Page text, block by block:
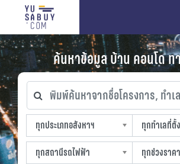
ค้นหาข้อมูล บ้าน คอนโด ท
พิมพ์ค้นหาจากชื่อโครงการ, ทำเล
ทุกประเภทอสังหาฯ
ทุกประเภทอสังหาฯ
sproperty
ทุกทำเลที่ตั้ง
ทุกทำเลที่ตั้ง
slocation
ทุกสถานีรถไฟฟ้า
ทุกสถานีรถไฟฟ้า
ทุกช่วงราคา
ทุกช่วงราคา